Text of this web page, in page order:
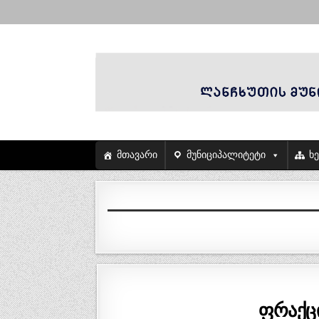
მთავარი მუნიციპალიტეტი